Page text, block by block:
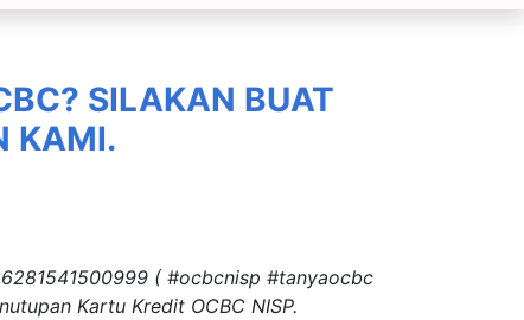
SILAKAN BUAT
KAMI.
( #ocbcnisp #tanyaocbc
Kartu Kredit OCBC NISP.